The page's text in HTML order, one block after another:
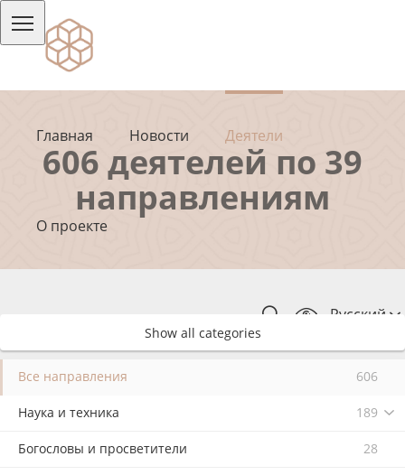
Главная Новости Деятели
О проекте
Русский
606 деятелей по 39
направлениям
Show all categories
Все направления 606
Наука и техника 189
Богословы и просветители 28